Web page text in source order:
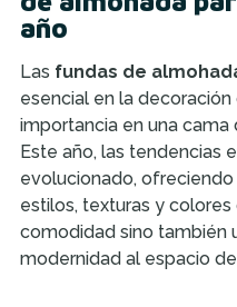
año
Las fundas de
esencial en la
importancia en una
Este año, las tendencias
evolucionado,
estilos, texturas y
comodidad sino también
modernidad al espacio